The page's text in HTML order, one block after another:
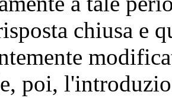
chiusa e
poi,